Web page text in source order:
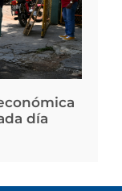
día